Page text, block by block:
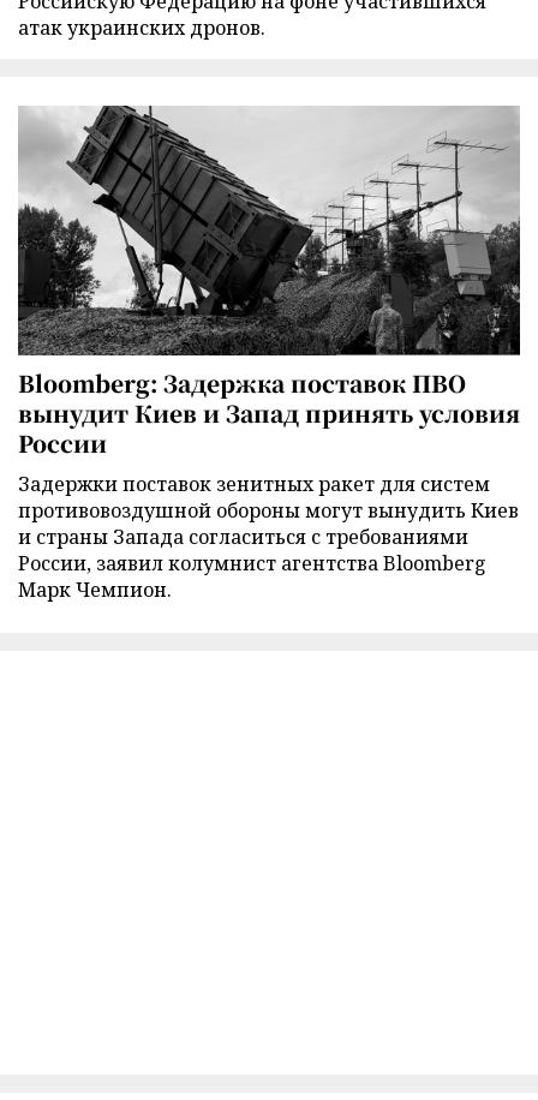
атак украинских дронов.
Bloomberg: Задержка поставок ПВО
вынудит Киев и Запад принять условия
России
Задержки поставок зенитных ракет для систем
противовоздушной обороны могут вынудить Киев
и страны Запада согласиться с требованиями
России, заявил колумнист агентства Bloomberg
Марк Чемпион.